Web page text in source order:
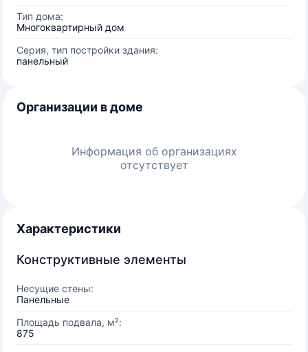
Тип дома:
Многоквартирный дом
Серия, тип постройки здания:
панельный
Организации в доме
Информация об организациях
отсутствует
Характеристики
Конструктивные элементы
Несущие стены:
Панельные
Площадь подвала, м²:
875